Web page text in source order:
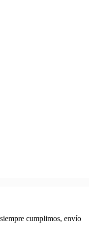
cumplimos, envío